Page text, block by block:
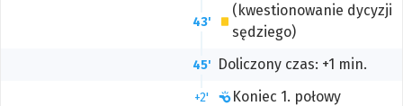
43'
(kwestionowanie dycyzji
sędziego)
45' Doliczony czas: +1 min.
+2' Koniec 1. połowy